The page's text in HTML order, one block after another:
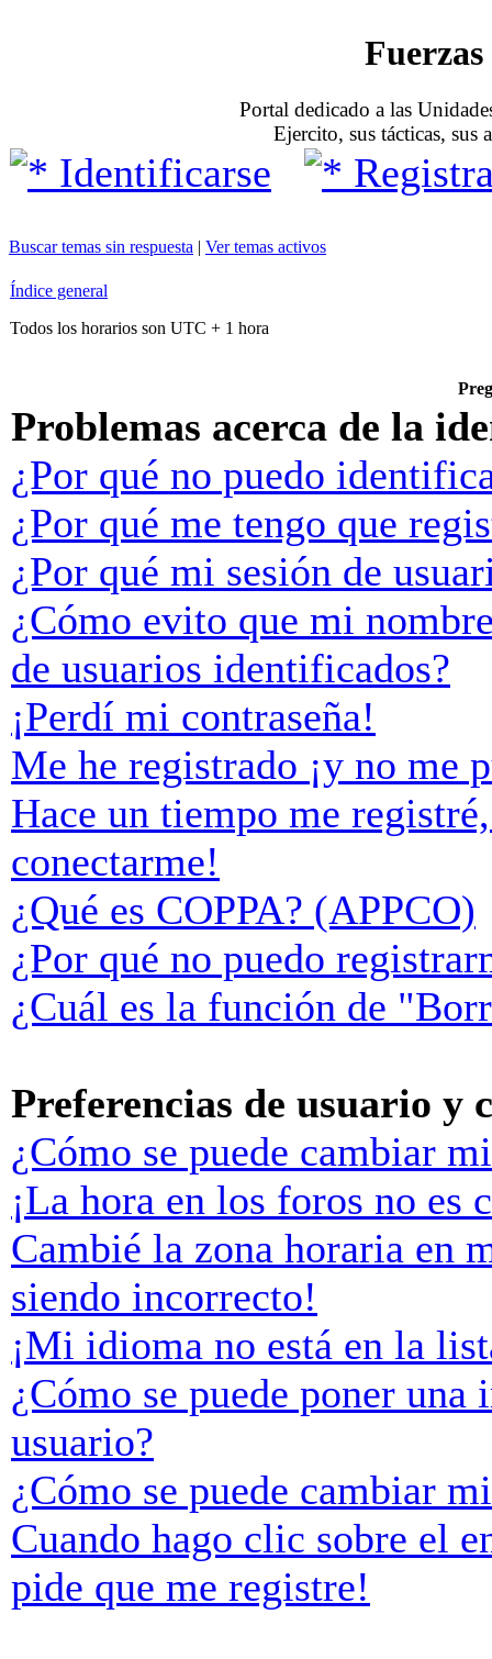
Portal dedicado a las
Ejercito, sus tácticas, sus
Identificarse
Buscar temas sin respuesta | Ver temas activos
Índice general
Todos los horarios son UTC + 1 hora
Problemas acerca de la
¿Por qué no puedo
¿Por qué me tengo que
¿Por qué mi sesión de
¿Cómo evito que mi
de usuarios identificados?
¡Perdí mi contraseña!
Me he registrado ¡y no me
Hace un tiempo me
conectarme!
¿Qué es COPPA? (APPCO)
¿Por qué no puedo
¿Cuál es la función de
Preferencias de usuario y
¿Cómo se puede cambiar
¡La hora en los foros no es
Cambié la zona horaria en
siendo incorrecto!
¡Mi idioma no está en la
¿Cómo se puede poner
usuario?
¿Cómo se puede cambiar
Cuando hago clic sobre el
pide que me registre!